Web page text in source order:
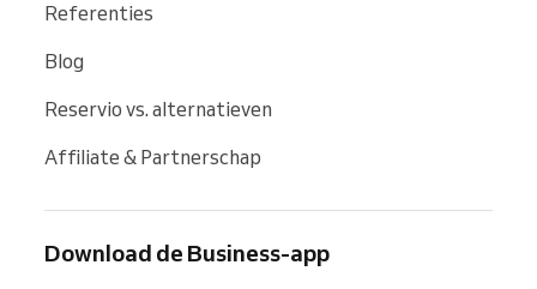
Referenties
Blog
Reservio vs. alternatieven
Affiliate & Partnerschap
Download de Business-app